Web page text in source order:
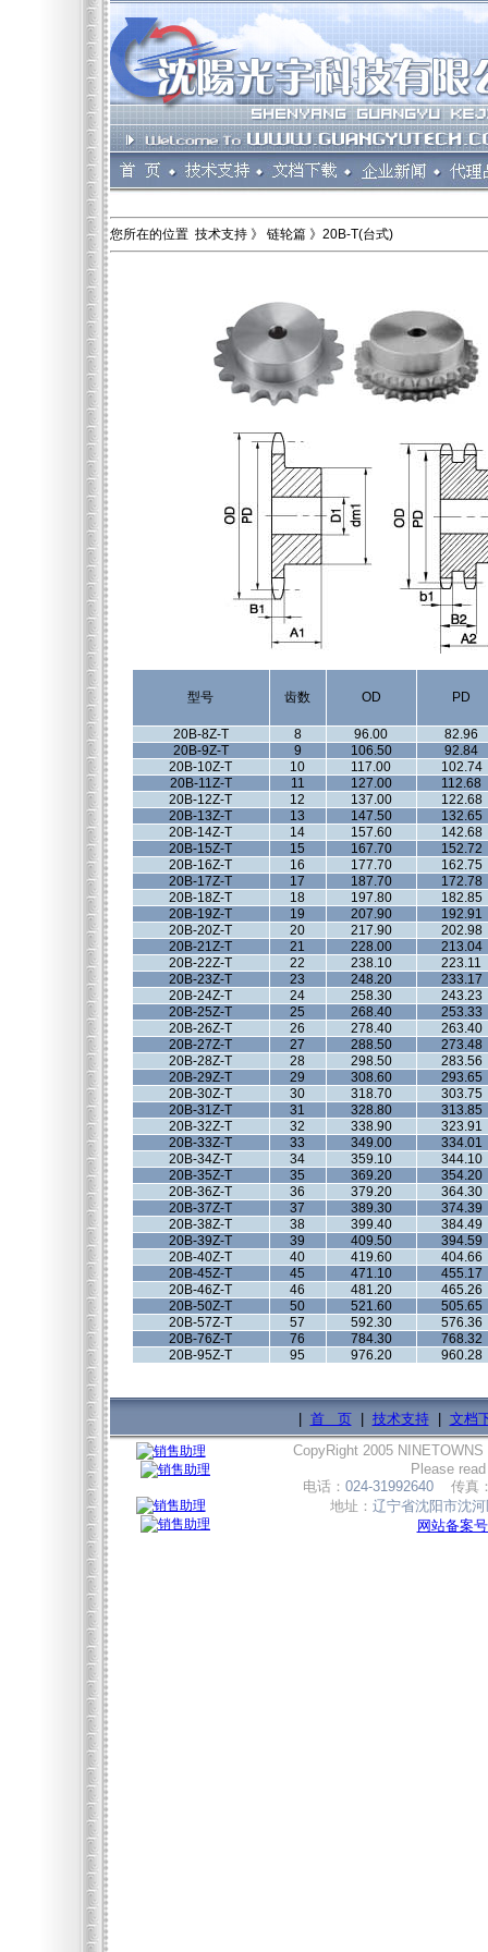
您所在的位置 技术支持 》 链轮篇 》20B-T(台式)
型号 齿数 OD PD
20B-8Z-T 8 96.00
82.96
20B-9Z-T
9 106.50
92.84
20B-10Z-T
10 117.00
102.74
20B-11Z-T
11 127.00
112.68
20B-12Z-T
12 137.00
122.68
20B-13Z-T
13 147.50
132.65
20B-14Z-T
14 157.60
142.68
20B-15Z-T
15 167.70
152.72
20B-16Z-T
16 177.70
162.75
20B-17Z-T
17 187.70
172.78
20B-18Z-T
18 197.80
182.85
20B-19Z-T
19 207.90
192.91
20B-20Z-T
20 217.90
202.98
20B-21Z-T
21 228.00
213.04
20B-22Z-T
22 238.10
223.11
20B-23Z-T
23 248.20
233.17
20B-24Z-T
24 258.30
243.23
20B-25Z-T
25 268.40
253.33
20B-26Z-T
26 278.40
263.40
20B-27Z-T
27 288.50
273.48
20B-28Z-T
28 298.50
283.56
20B-29Z-T
29 308.60
293.65
20B-30Z-T
30 318.70
303.75
20B-31Z-T
31 328.80
313.85
20B-32Z-T
32 338.90
323.91
20B-33Z-T
33 349.00
334.01
20B-34Z-T
34 359.10
344.10
20B-35Z-T
35 369.20
354.20
20B-36Z-T
36 379.20
364.30
20B-37Z-T
37 389.30
374.39
20B-38Z-T
38 399.40
384.49
20B-39Z-T
39 409.50
394.59
20B-40Z-T
40 419.60
404.66
20B-45Z-T
45 471.10
455.17
20B-46Z-T
46 481.20
465.26
20B-50Z-T
50 521.60
505.65
20B-57Z-T
57 592.30
576.36
20B-76Z-T
76 784.30
768.32
20B-95Z-T
95 976.20 960.28
首 页| 技术支持| 文档
CopyRight 2005 NINETOWNS
Please
电话： 024-31992640 传真
地址： 辽宁省沈阳市沈
网站备案